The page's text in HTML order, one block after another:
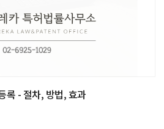
록 - 절차, 방법, 효과